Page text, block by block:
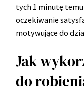
tych 1 minutę
oczekiwanie
motywujące do
Jak
do